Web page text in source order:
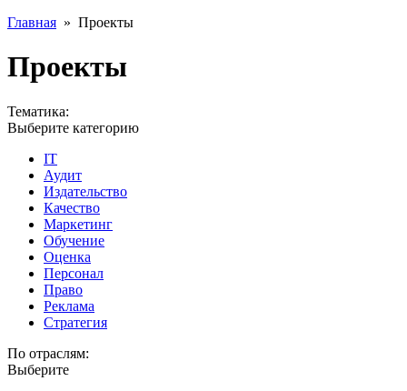
Главная » Проекты
Проекты
Тематика:
Выберите категорию
IT
Аудит
Издательство
Качество
Маркетинг
Обучение
Оценка
Персонал
Право
Реклама
Стратегия
По отраслям:
Выберите